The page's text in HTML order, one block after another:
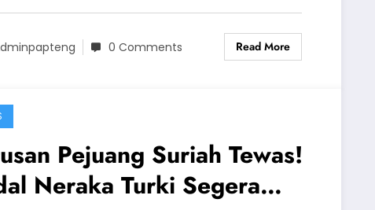
0 Comments Read More
Pejuang Suriah Tewas!
Neraka Turki Segera